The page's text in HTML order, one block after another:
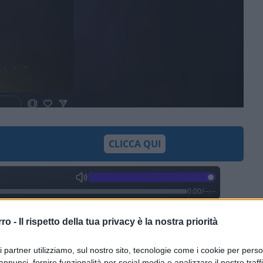
- Il rispetto della tua privacy è la nostra priorità
partner utilizziamo, sul nostro sito, tecnologie come i cookie per
CLICCA QUI
0:00/--:--
cominciano a cadere, piano piano.
a Porticello? Tutta colpa del meteo,